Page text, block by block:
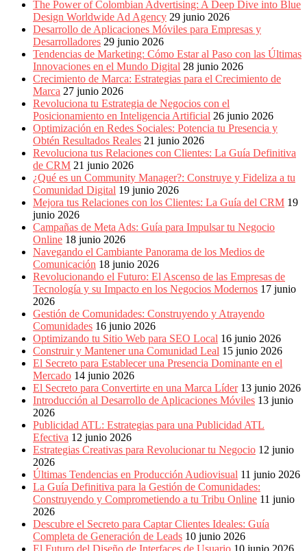
The Power of Colombian Advertising: A Deep Dive into Blue
Design Worldwide Ad Agency 29 junio 2026
Desarrollo de Aplicaciones Móviles para Empresas y
Desarrolladores 29 junio 2026
Tendencias de Marketing: Cómo Estar al Paso con las Últimas
Innovaciones en el Mundo Digital 28 junio 2026
Crecimiento de Marca: Estrategias para el Crecimiento de
Marca 27 junio 2026
Revoluciona tu Estrategia de Negocios con el
Posicionamiento en Inteligencia Artificial 26 junio 2026
Optimización en Redes Sociales: Potencia tu Presencia y
Obtén Resultados Reales 21 junio 2026
Revoluciona tus Relaciones con Clientes: La Guía Definitiva
de CRM 21 junio 2026
¿Qué es un Community Manager?: Construye y Fideliza a tu
Comunidad Digital 19 junio 2026
Mejora tus Relaciones con los Clientes: La Guía del CRM 19
junio 2026
Campañas de Meta Ads: Guía para Impulsar tu Negocio
Online 18 junio 2026
Navegando el Cambiante Panorama de los Medios de
Comunicación 18 junio 2026
Revolucionando el Futuro: El Ascenso de las Empresas de
Tecnología y su Impacto en los Negocios Modernos 17 junio
2026
Gestión de Comunidades: Construyendo y Atrayendo
Comunidades 16 junio 2026
Optimizando tu Sitio Web para SEO Local 16 junio 2026
Construir y Mantener una Comunidad Leal 15 junio 2026
El Secreto para Establecer una Presencia Dominante en el
Mercado 14 junio 2026
El Secreto para Convertirte en una Marca Líder 13 junio 2026
Introducción al Desarrollo de Aplicaciones Móviles 13 junio
2026
Publicidad ATL: Estrategias para una Publicidad ATL
Efectiva 12 junio 2026
Estrategias Creativas para Revolucionar tu Negocio 12 junio
2026
Últimas Tendencias en Producción Audiovisual 11 junio 2026
La Guía Definitiva para la Gestión de Comunidades:
Construyendo y Comprometiendo a tu Tribu Online 11 junio
2026
Descubre el Secreto para Captar Clientes Ideales: Guía
Completa de Generación de Leads 10 junio 2026
El Futuro del Diseño de Interfaces de Usuario 10 junio 2026